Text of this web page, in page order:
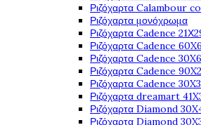
Ριζόχαρτα Calambour
Ριζόχαρτα μονόχρωμα
Ριζόχαρτα Cadence
Ριζόχαρτα Cadence
Ριζόχαρτα Cadence
Ριζόχαρτα Cadence
Ριζόχαρτα Cadence
Ριζόχαρτα dreamart
Ριζόχαρτα Diamond
Ριζόχαρτα Diamond